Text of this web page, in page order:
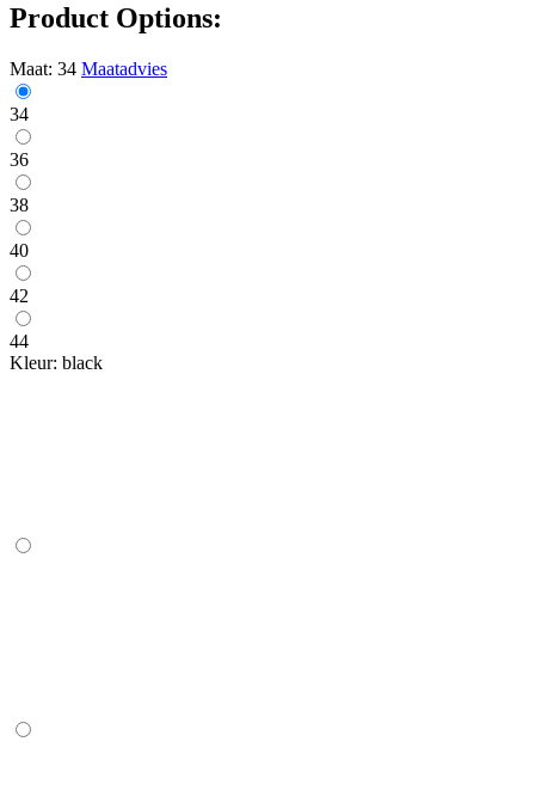
Product Options:
Maat: 34 Maatadvies
34
36
38
40
42
44
Kleur: black